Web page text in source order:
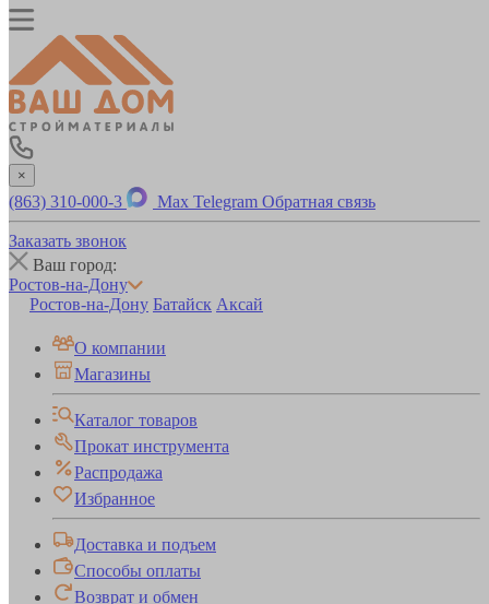
×
(863) 310-000-3 Max Telegram Обратная связь
Заказать звонок
Ваш город:
Ростов-на-Дону
Ростов-на-Дону Батайск Аксай
О компании
Магазины
Каталог товаров
Прокат инструмента
Распродажа
Избранное
Доставка и подъем
Способы оплаты
Возврат и обмен